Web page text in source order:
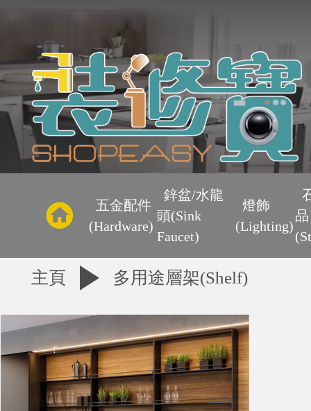
主
頁
優
惠
區
購
物
五金配件
(Hardware)
鋅盆/水龍
頭(Sink
Faucet)
燈飾
(Lighting)
品
主頁 多用途層架(Shelf)